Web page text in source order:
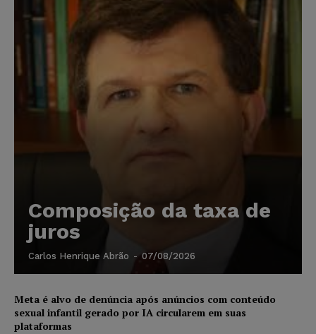
Composição da taxa de
juros
Carlos Henrique Abrão - 07/08/2026
Meta é alvo de denúncia após anúncios com conteúdo
sexual infantil gerado por IA circularem em suas
plataformas